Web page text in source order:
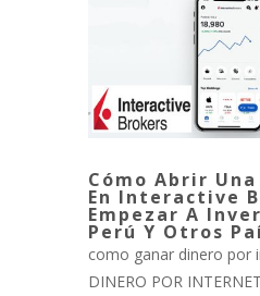
Cómo Abrir
En Interactive
Empezar A
Perú Y Otros
como ganar dinero por
DINERO POR INTERNET